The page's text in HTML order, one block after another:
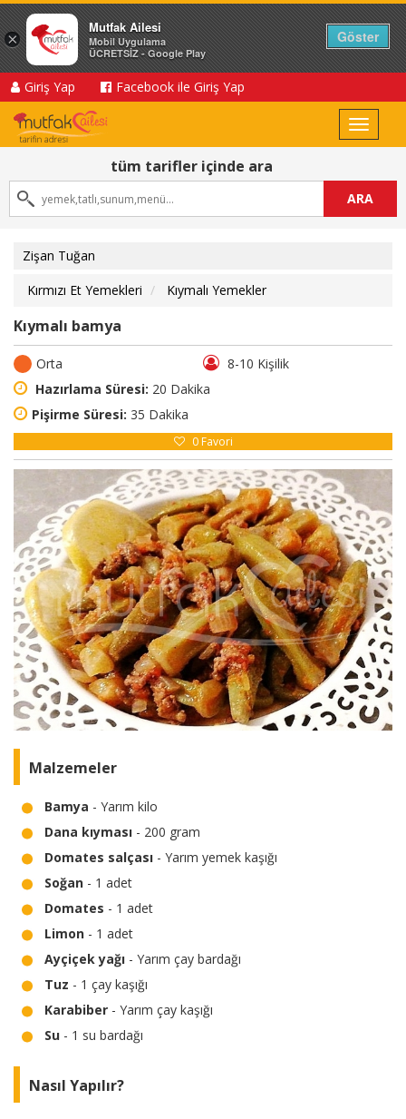
Giriş Yap Facebook ile Giriş Yap
Toggle
tüm tarifler içinde ara
ARA
Zişan Tuğan
Kırmızı Et Yemekleri
Kıymalı Yemekler
Kıymalı bamya
Orta
8-10 Kişilik
Hazırlama Süresi: 20 Dakika
Pişirme Süresi: 35 Dakika
0 Favori
Malzemeler
Bamya - Yarım kilo
Dana kıyması - 200 gram
Domates salçası - Yarım yemek kaşığı
Soğan - 1 adet
Domates - 1 adet
Limon - 1 adet
Ayçiçek yağı - Yarım çay bardağı
Tuz - 1 çay kaşığı
Karabiber - Yarım çay kaşığı
Su - 1 su bardağı
Nasıl Yapılır?
×
Mutfak Ailesi
Mobil Uygulama
ÜCRETSİZ - Google Play
Göster